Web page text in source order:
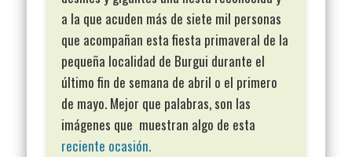
a la que acuden más de siete mil personas
que acompañan esta fiesta primaveral de la
pequeña localidad de Burgui durante el
último fin de semana de abril o el primero
de mayo. Mejor que palabras, son las
imágenes que muestran algo de esta
reciente ocasión.